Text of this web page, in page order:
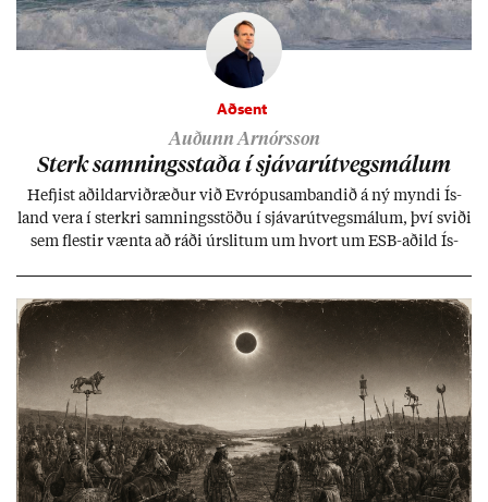
Aðsent
Auðunn Arnórsson
Sterk samn­ings­staða í sjáv­ar­út­vegs­mál­um
Hefj­ist að­ild­ar­við­ræð­ur við Evr­ópu­sam­band­ið á ný myndi Ís­
land vera í sterkri samn­ings­stöðu í sjáv­ar­út­vegs­mál­um, því sviði
sem flest­ir vænta að ráði úr­slit­um um hvort um ESB-að­ild Ís­
kerfi, en sveigj­an­leiki til lausna er um­tals­verð­ur.